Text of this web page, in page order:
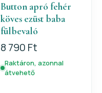
Button apró fehér
köves ezüst baba
fülbevaló
8 790 Ft
Raktáron, azonnal
átvehető